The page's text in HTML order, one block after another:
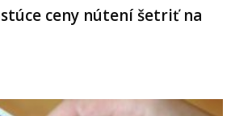
ceny nútení šetriť na